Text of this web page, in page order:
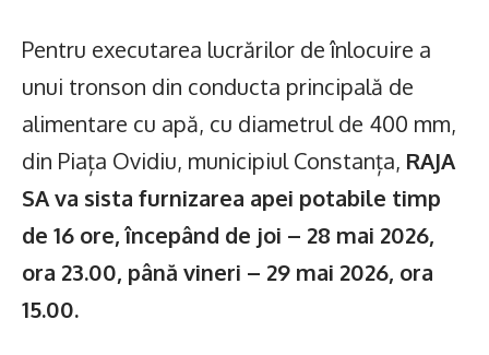
Pentru executarea lucrărilor de înlocuire a
unui tronson din conducta principală de
alimentare cu apă, cu diametrul de 400 mm,
din Piața Ovidiu, municipiul Constanța, RAJA
SA va sista furnizarea apei potabile timp
de 16 ore, începând de joi – 28 mai 2026,
ora 23.00, până vineri – 29 mai 2026, ora
15.00.